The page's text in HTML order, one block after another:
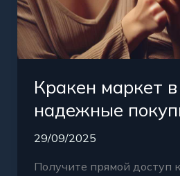
Кракен маркет
надежные
29/09/2025
Получите прямой доступ